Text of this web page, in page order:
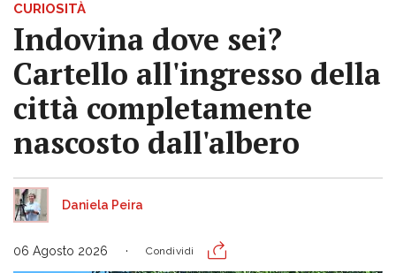
CURIOSITÀ
Indovina dove sei?
Cartello all'ingresso della
città completamente
nascosto dall'albero
Daniela Peira
06 Agosto 2026 Condividi